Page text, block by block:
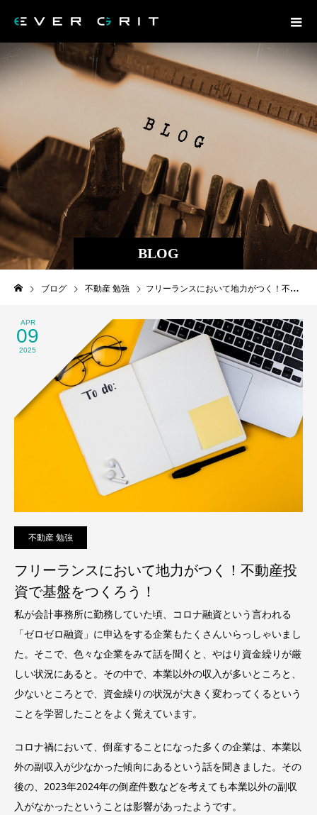
BLOG
ブログ 不動産 勉強 フリーランスにおいて地力がつく！不動産投資で基盤をつくろう！
APR
09
2025
不動産 勉強
フリーランスにおいて地力がつく！不動産投
資で基盤をつくろう！
私が会計事務所に勤務していた頃、コロナ融資という言われる
「ゼロゼロ融資」に申込をする企業もたくさんいらっしゃいまし
た。そこで、色々な企業をみて話を聞くと、やはり資金繰りが厳
しい状況にあると。その中で、本業以外の収入が多いところと、
少ないところとで、資金繰りの状況が大きく変わってくるという
ことを学習したことをよく覚えています。
コロナ禍において、倒産することになった多くの企業は、本業以
外の副収入が少なかった傾向にあるという話を聞きました。その
後の、2023年2024年の倒産件数などを考えても本業以外の副収
入がなかったということは影響があったようです。